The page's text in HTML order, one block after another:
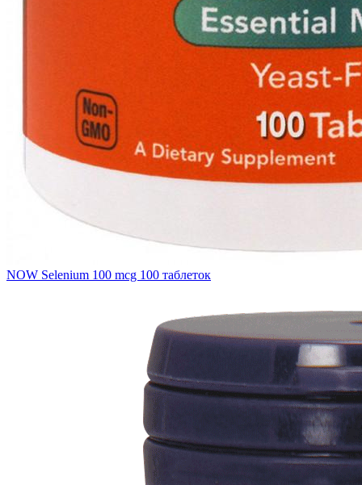
NOW Selenium 100 mcg 100 таблеток